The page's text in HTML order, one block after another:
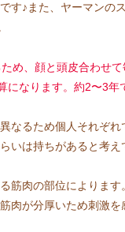
す♪また、ヤーマンの
め、顔と頭皮合わせ
になります。約2〜3年
なるため個人それぞれ
いは持ちがあると考え
筋肉の部位によります
肉が分厚いため刺激